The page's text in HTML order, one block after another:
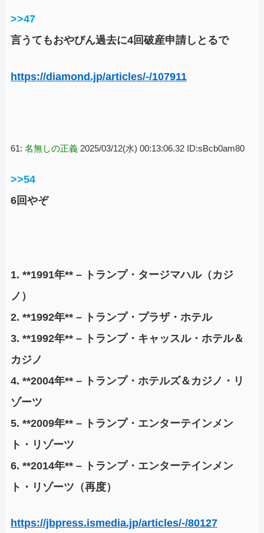
>>47
言うてもおやびん過去に4回破産申請しとるで
https://diamond.jp/articles/-/107911
61: 名無しの正義 2025/03/12(水) 00:13:06.32 ID:sBcb0am80
>>54
6回やぞ
1. **1991年** – トランプ・タージマハル（カジ
ノ）
2. **1992年** – トランプ・プラザ・ホテル
3. **1992年** – トランプ・キャッスル・ホテル＆
カジノ
4. **2004年** – トランプ・ホテルズ＆カジノ・リ
ゾーツ
5. **2009年** – トランプ・エンターテインメン
ト・リゾーツ
6. **2014年** – トランプ・エンターテインメン
ト・リゾーツ（再度）
https://jbpress.ismedia.jp/articles/-/80127